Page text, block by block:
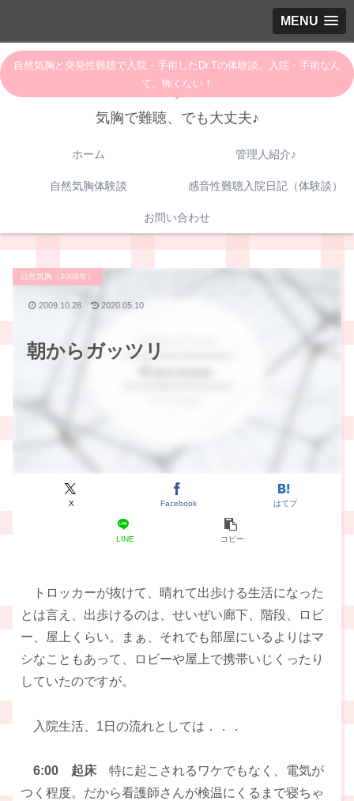
MENU
自然気胸と突発性難聴で入院・手術したDr.Tの体験談。入院・手術なん
て、怖くない！
気胸で難聴、でも大丈夫♪
ホーム 管理人紹介♪
自然気胸体験談 感音性難聴入院日記（体験談）
お問い合わせ
朝からガッツリ
自然気胸（2009年）
X Facebook はてブ
LINE コピー
2009.10.28 2020.05.10
トロッカーが抜けて、晴れて出歩ける生活になった
とは言え、出歩けるのは、せいぜい廊下、階段、ロビ
ー、屋上くらい。まぁ、それでも部屋にいるよりはマ
シなこともあって、ロビーや屋上で携帯いじくったり
していたのですが。
入院生活、1日の流れとしては．．．
6:00 起床 特に起こされるワケでもなく、電気が
つく程度。だから看護師さんが検温にくるまで寝ちゃ